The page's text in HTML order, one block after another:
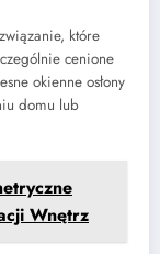
które
cenione
okienne osłony
domu lub
Wnętrz